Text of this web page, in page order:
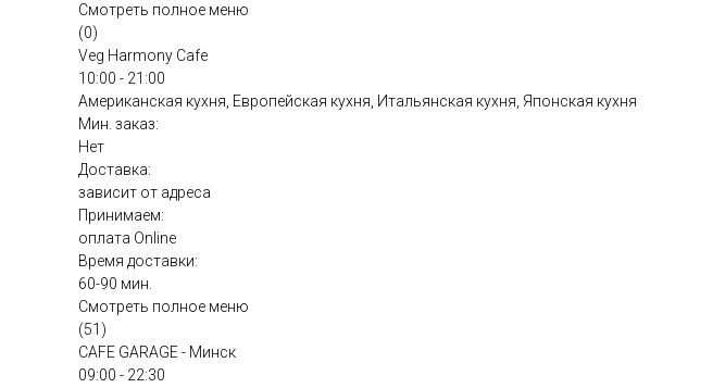
Смотреть полное меню
(0)
Veg Harmony Cafe
10:00 - 21:00
Американская кухня, Европейская кухня, Итальянская кухня, Японская кухня
Мин. заказ:
Нет
Доставка:
зависит от адреса
Принимаем:
оплата Online
Время доставки:
60-90 мин.
Смотреть полное меню
(51)
CAFE GARAGE - Минск
09:00 - 22:30